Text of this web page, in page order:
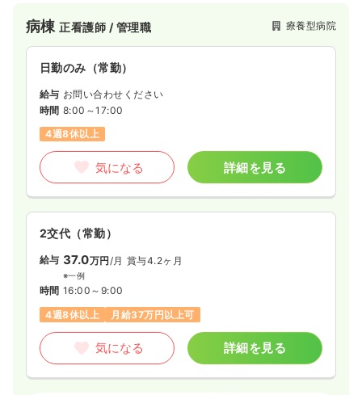
病棟正看護師 / 管理職 療養型病院
日勤のみ（常勤）
給与 お問い合わせください
時間 8:00～17:00
4週8休以上
気になる 詳細を見る
2交代（常勤）
給与 37.0万円/月 賞与4.2ヶ月
※一例
時間 16:00～9:00
4週8休以上
月給37万円以上可
気になる 詳細を見る